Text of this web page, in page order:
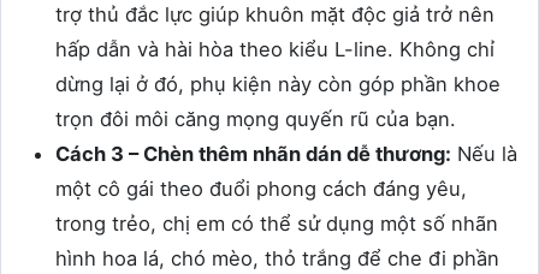
trợ thủ đắc lực giúp khuôn mặt độc giả trở nên
hấp dẫn và hài hòa theo kiểu L-line. Không chỉ
dừng lại ở đó, phụ kiện này còn góp phần khoe
trọn đôi môi căng mọng quyến rũ của bạn.
Cách 3 – Chèn thêm nhãn dán dễ thương: Nếu là
một cô gái theo đuổi phong cách đáng yêu,
trong trẻo, chị em có thể sử dụng một số nhãn
hình hoa lá, chó mèo, thỏ trắng để che đi phần